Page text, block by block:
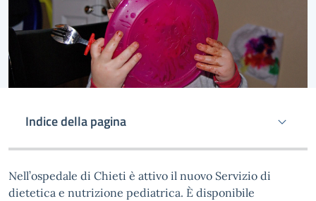
Indice della pagina
Nell’ospedale di Chieti è attivo il nuovo Servizio di
dietetica e nutrizione pediatrica. È disponibile